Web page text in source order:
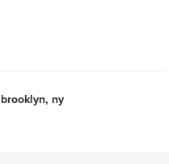
brooklyn, ny